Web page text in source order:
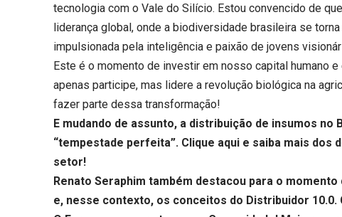
tecnologia com o Vale do Silício. Estou convencido de
liderança global, onde a biodiversidade brasileira se
impulsionada pela inteligência e paixão de jovens
Este é o momento de investir em nosso capital humano
apenas participe, mas lidere a revolução biológica na
fazer parte dessa transformação!
E mudando de assunto, a distribuição de insumos no
“tempestade perfeita”. Clique aqui e saiba mais dos
setor!
Renato Seraphim também destacou para o
e, nesse contexto, os conceitos do Distribuidor 10.0.